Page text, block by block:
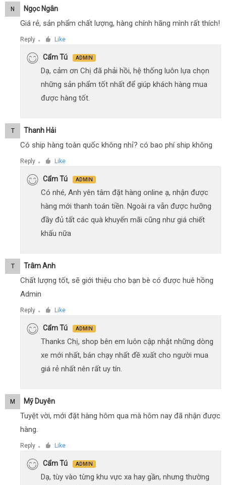
N Ngọc Ngân
Giá rẻ, sản phẩm chất lượng, hàng chính hãng mình rất thích!
Reply ● Like
Cẩm Tú ADMIN
Dạ, cảm ơn Chị đã phải hồi, hệ thống luôn lựa chọn
những sản phẩm tốt nhất để giúp khách hàng mua
được hàng tốt.
T Thanh Hải
Có ship hàng toàn quốc không nhỉ? có bao phí ship không
Reply ● Like
Cẩm Tú ADMIN
Có nhé, Anh yên tâm đặt hàng online ạ, nhận được
hàng mới thanh toán tiền. Ngoài ra vẫn được hưỡng
đầy đủ tất các quà khuyến mãi cũng như giá chiết
khấu nữa
T Trâm Anh
Chất lượng tốt, sẽ giới thiệu cho bạn bè có được huê hồng
Admin
Reply ● Like
Cẩm Tú ADMIN
Thanks Chị, shop bên em luôn cập nhật những dòng
xe mới nhất, bán chạy nhất đề xuất cho người mua
giá rẻ nhất nên rất uy tín.
M Mỹ Duyên
Tuyệt vời, mới đặt hàng hôm qua mà hôm nay đã nhận được
hàng.
Reply ● Like
Cẩm Tú ADMIN
Dạ, tùy vào từng khu vực xa hay gần, nhưng thường